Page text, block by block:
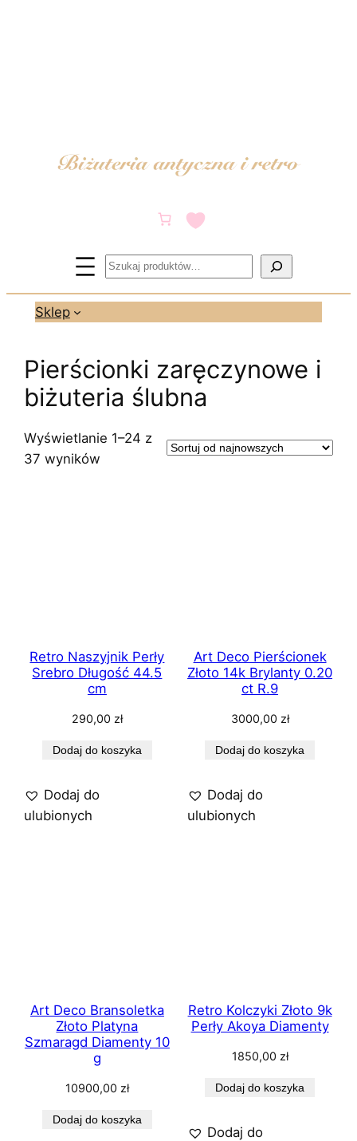
Szukaj
Sklep
Pierścionki zaręczynowe i
biżuteria ślubna
Wyświetlanie 1–24 z
37 wyników Posortowane
Retro Naszyjnik Perły
Srebro Długość 44.5
cm
290,00 zł
Dodaj do koszyka
Dodaj do
ulubionych
Art Deco Pierścionek
Złoto 14k Brylanty 0.20
ct R.9
3000,00 zł
Dodaj do koszyka
Dodaj do
ulubionych
Art Deco Bransoletka
Złoto Platyna
Szmaragd Diamenty 10
g
10900,00 zł
Dodaj do koszyka
Retro Kolczyki Złoto 9k
Perły Akoya Diamenty
1850,00 zł
Dodaj do koszyka
Dodaj do